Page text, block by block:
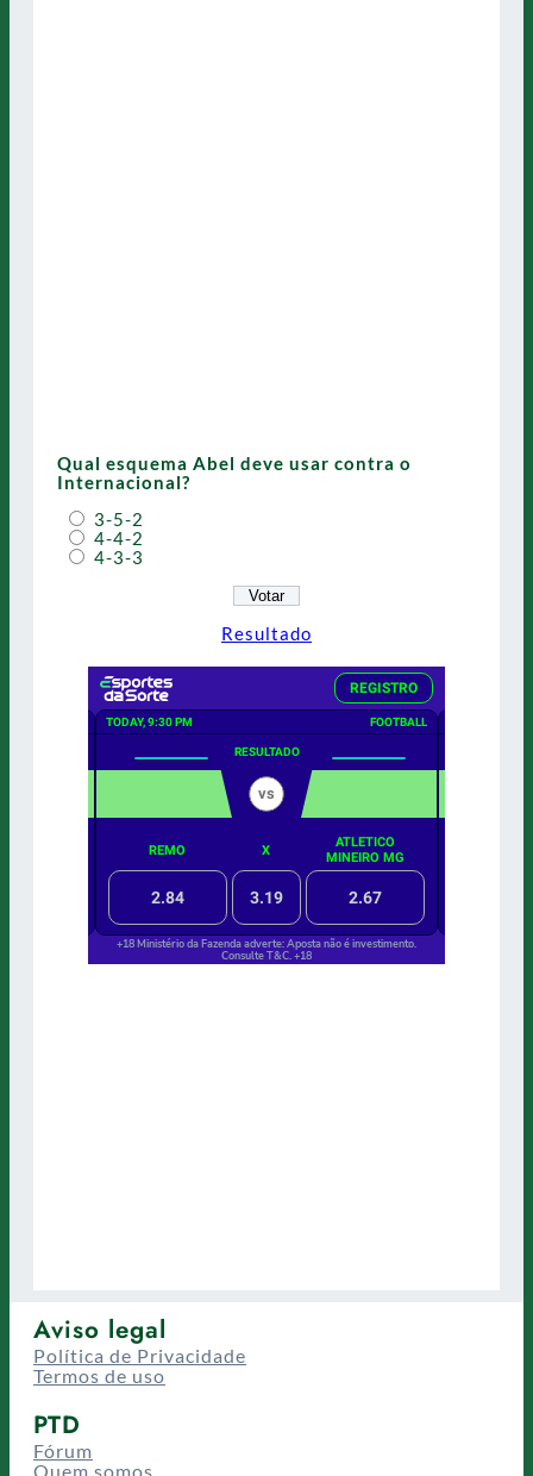
Qual esquema Abel deve usar contra o
Internacional?
3-5-2
4-4-2
4-3-3
Resultado
Aviso legal
Política de Privacidade
Termos de uso
PTD
Fórum
Quem somos